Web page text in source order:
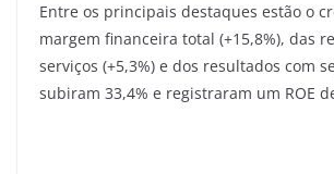
Entre os principais destaques estão o
margem financeira total (+15,8%), das
serviços (+5,3%) e dos resultados com
subiram 33,4% e registraram um ROE